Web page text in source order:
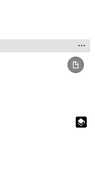
la
…